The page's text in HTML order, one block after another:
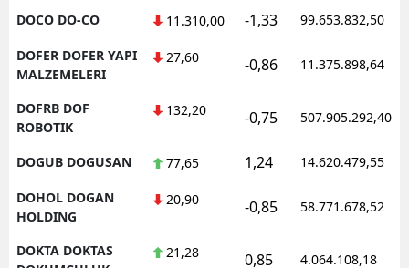
DOCO DO-CO 11.310,00 -1,33 99.653.832,50
DOFER DOFER YAPI
MALZEMELERI
27,60 -0,86 11.375.898,64
DOFRB DOF
ROBOTIK
132,20 -0,75 507.905.292,40
DOGUB DOGUSAN 77,65 1,24 14.620.479,55
DOHOL DOGAN
HOLDING
20,90 -0,85 58.771.678,52
DOKTA DOKTAS
21,28 0,85 4.064.108,18